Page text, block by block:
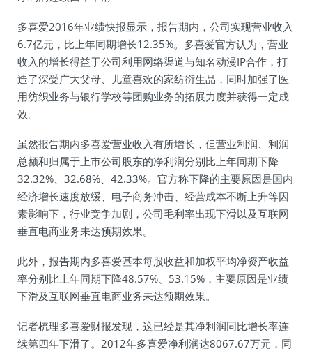
多喜爱2016年业绩快报显示，报告期内，公司实现营业收入
6.7亿元，比上年同期增长12.35%。多喜爱官方认为，营业
收入的增长得益于公司利用网络渠道与知名动漫IP合作，打
造了深受广大父母、儿童喜欢的家纺衍生品，同时加强了医
用纺织业务与银行学校等团购业务的拓展力度并获得一定成
效。
虽然报告期内多喜爱营业收入有所增长，但营业利润、利润
总额和归属于上市公司股东的净利润分别比上年同期下降
32.32%、32.68%、42.33%。官方称下降的主要原因是国内
经济增长速度放缓、电子商务冲击、经营成本不断上升等因
素影响下，行业竞争加剧，公司毛利率出现下滑以及互联网
垂直电商业务未达预期效果。
此外，报告期内多喜爱基本每股收益和加权平均净资产收益
率分别比上年同期下降48.57%、53.15%，主要原因是业绩
下滑及互联网垂直电商业务未达预期效果。
记者梳理多喜爱财报发现，这已经是其净利润同比增长率连
续第四年下滑了。2012年多喜爱净利润达8067.67万元，同